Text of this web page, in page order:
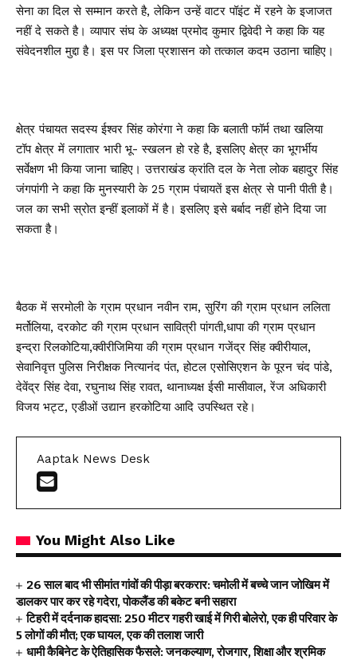
सेना का दिल से सम्मान करते है, लेकिन उन्हें वाटर पॉइंट में रहने के इजाजत
नहीं दे सकते है। व्यापार संघ के अध्यक्ष प्रमोद कुमार द्विवेदी ने कहा कि यह
संवेदनशील मुद्दा है। इस पर जिला प्रशासन को तत्काल कदम उठाना चाहिए।
क्षेत्र पंचायत सदस्य ईश्वर सिंह कोरंगा ने कहा कि बलाती फॉर्म तथा खलिया
टॉप क्षेत्र में लगातार भारी भू- स्खलन हो रहे है, इसलिए क्षेत्र का भूगर्भीय
सर्वेक्षण भी किया जाना चाहिए। उत्तराखंड क्रांति दल के नेता लोक बहादुर सिंह
जंगपांगी ने कहा कि मुनस्यारी के 25 ग्राम पंचायतें इस क्षेत्र से पानी पीती है।
जल का सभी स्रोत इन्हीं इलाकों में है। इसलिए इसे बर्बाद नहीं होने दिया जा
सकता है।
बैठक में सरमोली के ग्राम प्रधान नवीन राम, सुरिंग की ग्राम प्रधान ललिता
मर्तोलिया, दरकोट की ग्राम प्रधान सावित्री पांगती,धापा की ग्राम प्रधान
इन्द्रा रिलकोटिया,क्वीरीजिमिया की ग्राम प्रधान गजेंद्र सिंह क्वीरीयाल,
सेवानिवृत्त पुलिस निरीक्षक नित्यानंद पंत, होटल एसोसिएशन के पूरन चंद पांडे,
देवेंद्र सिंह देवा, रघुनाथ सिंह रावत, थानाध्यक्ष ईसी मासीवाल, रेंज अधिकारी
विजय भट्ट, एडीओं उद्यान हरकोटिया आदि उपस्थित रहे।
Aaptak News Desk
You Might Also Like
26 साल बाद भी सीमांत गांवों की पीड़ा बरकरार: चमोली में बच्चे जान जोखिम में
डालकर पार कर रहे गदेरा, पोकलैंड की बकेट बनी सहारा
टिहरी में दर्दनाक हादसा: 250 मीटर गहरी खाई में गिरी बोलेरो, एक ही परिवार के
5 लोगों की मौत; एक घायल, एक की तलाश जारी
धामी कैबिनेट के ऐतिहासिक फैसले: जनकल्याण, रोजगार, शिक्षा और श्रमिक